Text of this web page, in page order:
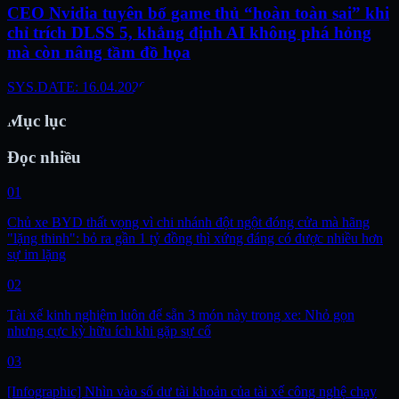
CEO Nvidia tuyên bố game thủ “hoàn toàn sai” khi
chỉ trích DLSS 5, khẳng định AI không phá hỏng
mà còn nâng tầm đồ họa
SYS.DATE: 16.04.2026
Mục lục
Đọc nhiều
01
Chủ xe BYD thất vọng vì chi nhánh đột ngột đóng cửa mà hãng
"lặng thinh": bỏ ra gần 1 tỷ đồng thì xứng đáng có được nhiều hơn
sự im lặng
02
Tài xế kinh nghiệm luôn để sẵn 3 món này trong xe: Nhỏ gọn
nhưng cực kỳ hữu ích khi gặp sự cố
03
[Infographic] Nhìn vào số dư tài khoản của tài xế công nghệ chạy